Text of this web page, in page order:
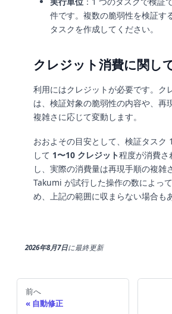
件です。複数の脆弱性を検証す
タスクを作成してください。
クレジット消費に関し
利用にはクレジットが必要です。ク
は、検証対象の脆弱性の内容や、再
複雑さに応じて変動します。
おおよその目安として、検証タスク
して 1〜10 クレジット程度が消費さ
し、実際の消費量は再現手順の複雑
Takumi が試行した操作の数によっ
め、上記の範囲に収まらない場合も
2026年8月7日に最終更新
前へ
自動修正